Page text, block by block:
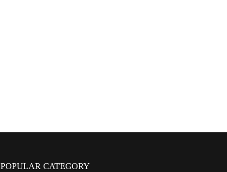
POPULAR CATEGORY